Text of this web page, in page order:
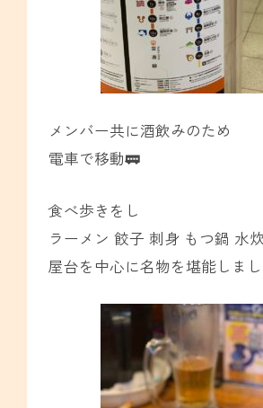
メンバー共に酒飲みのため
電車で移動🚃
食べ歩きをし
ラーメン 餃子 刺身 もつ鍋 水
屋台を中心に名物を堪能しま